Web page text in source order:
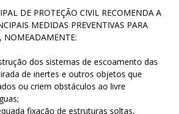
DE PROTEÇÃO CIVIL RECOMENDA A
MEDIDAS PREVENTIVAS PARA
NOMEADAMENTE:
dos sistemas de escoamento das
de inertes e outros objetos que
ou criem obstáculos ao livre
fixação de estruturas soltas,